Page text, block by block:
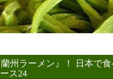
州ラーメン』！ 日本で
ス24